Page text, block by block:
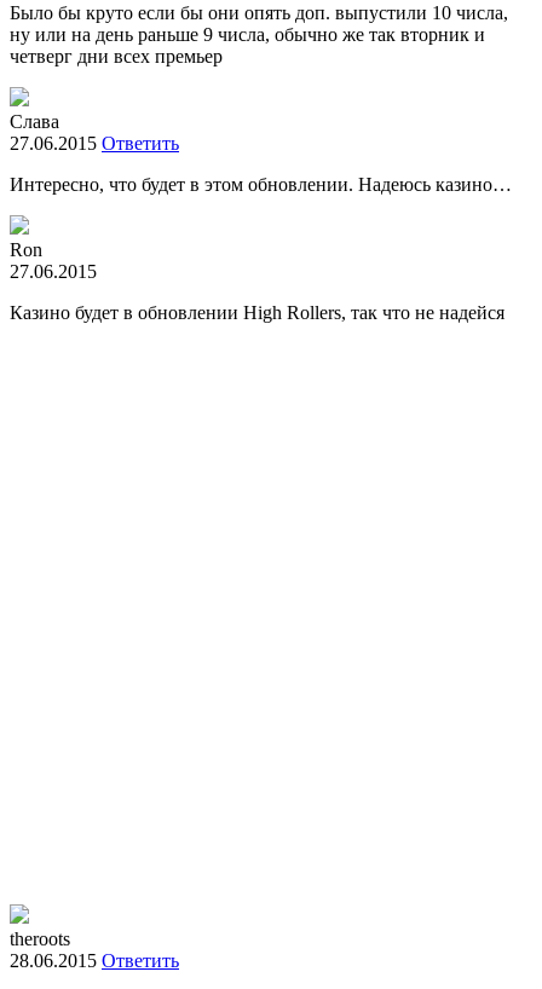
Было бы круто если бы они опять доп. выпустили 10 числа,
ну или на день раньше 9 числа, обычно же так вторник и
четверг дни всех премьер
Слава
27.06.2015 Ответить
Интересно, что будет в этом обновлении. Надеюсь казино…
Ron
27.06.2015
Казино будет в обновлении High Rollers, так что не надейся
theroots
28.06.2015 Ответить